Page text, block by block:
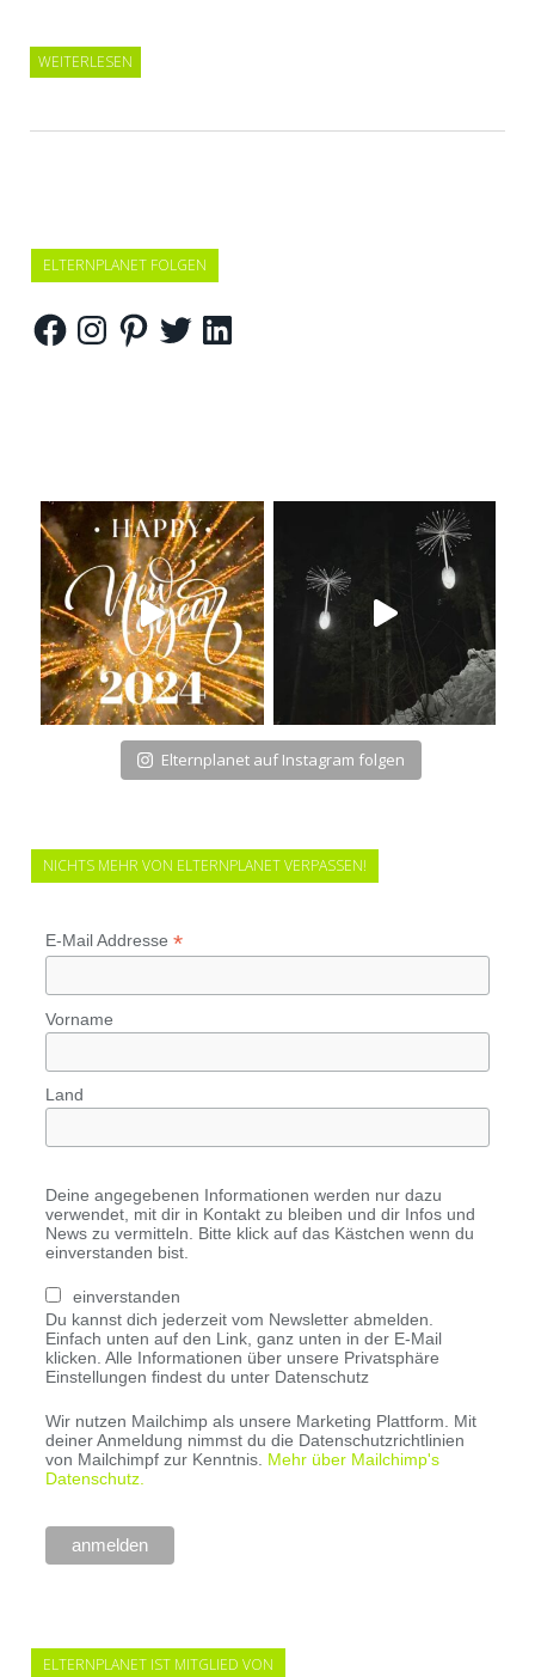
WEITERLESEN
ELTERNPLANET FOLGEN
FacebookInstagramPinterestTwitterLinkedIn
Elternplanet auf Instagram folgen
NICHTS MEHR VON ELTERNPLANET VERPASSEN!
E-Mail Addresse *
Vorname
Land
Deine angegebenen Informationen werden nur dazu
verwendet, mit dir in Kontakt zu bleiben und dir Infos und
News zu vermitteln. Bitte klick auf das Kästchen wenn du
einverstanden bist.
einverstanden
Du kannst dich jederzeit vom Newsletter abmelden.
Einfach unten auf den Link, ganz unten in der E-Mail
klicken. Alle Informationen über unsere Privatsphäre
Einstellungen findest du unter Datenschutz
Wir nutzen Mailchimp als unsere Marketing Plattform. Mit
deiner Anmeldung nimmst du die Datenschutzrichtlinien
von Mailchimpf zur Kenntnis. Mehr über Mailchimp's
Datenschutz.
ELTERNPLANET IST MITGLIED VON